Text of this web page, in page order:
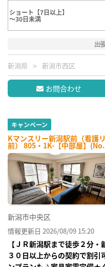
ショート【7日以上】
～30日未満
出
新潟県 新潟市西区
お問合わせ
キャンペーン
Kマンスリー新潟駅前（看護
前） 805・1K-【中部屋】
新潟市中央区
情報更新日 2026/08/09 15:20
【ＪＲ新潟駅まで徒歩２分
３０日以上からの契約で割引